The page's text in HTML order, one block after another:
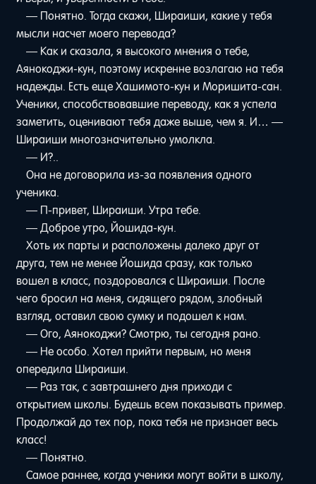
— Понятно. Тогда скажи, Шираиши, какие у тебя
мысли насчет моего перевода?
— Как и сказала, я высокого мнения о тебе,
Аянокоджи-кун, поэтому искренне возлагаю на тебя
надежды. Есть еще Хашимото-кун и Моришита-сан.
Ученики, способствовавшие переводу, как я успела
заметить, оценивают тебя даже выше, чем я. И… —
Шираиши многозначительно умолкла.
— И?..
Она не договорила из-за появления одного
ученика.
— П-привет, Шираиши. Утра тебе.
— Доброе утро, Йошида-кун.
Хоть их парты и расположены далеко друг от
друга, тем не менее Йошида сразу, как только
вошел в класс, поздоровался с Шираиши. После
чего бросил на меня, сидящего рядом, злобный
взгляд, оставил свою сумку и подошел к нам.
— Ого, Аянокоджи? Смотрю, ты сегодня рано.
— Не особо. Хотел прийти первым, но меня
опередила Шираиши.
— Раз так, с завтрашнего дня приходи с
открытием школы. Будешь всем показывать пример.
Продолжай до тех пор, пока тебя не признает весь
класс!
— Понятно.
Самое раннее, когда ученики могут войти в школу,